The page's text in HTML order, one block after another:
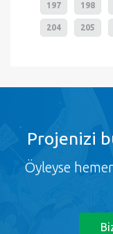
197 198
204 205
Projenizi
Öyleyse